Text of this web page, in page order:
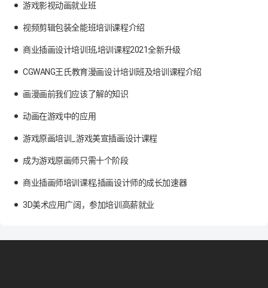
游戏影视动画就业班
视频剪辑包装全能班培训课程介绍
商业插画设计培训班,培训课程2021全新升级
CGWANG王氏教育漫画设计培训班及培训课程介绍
画漫画前我们应该了解的知识
动画在游戏中的应用
游戏原画培训_游戏美宣插画设计课程
成为游戏原画师只需十个阶段
商业插画师培训课程,插画设计师的成长加速器
3D美术应用广阔，参加培训高薪就业